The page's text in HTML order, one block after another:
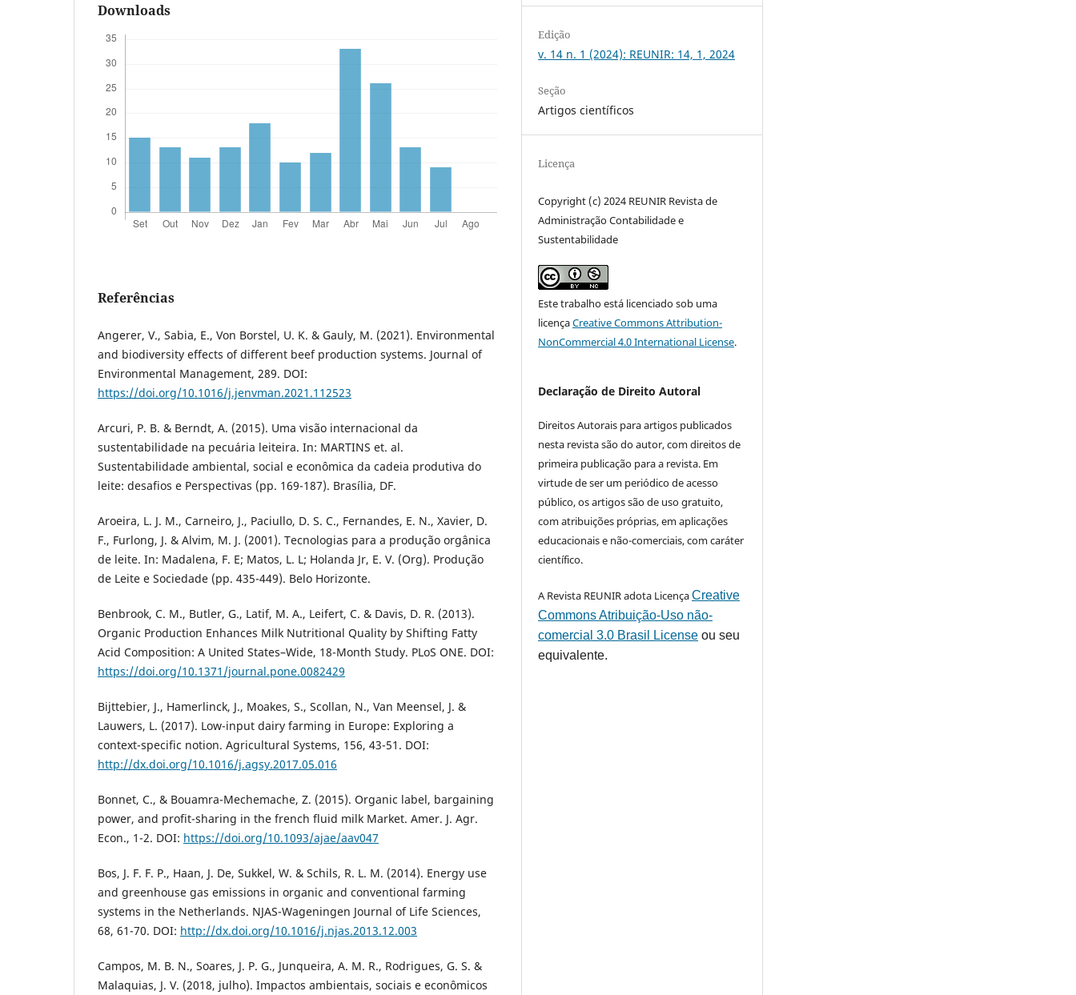
Downloads
Referências
Angerer, V., Sabia, E., Von Borstel, U. K. & Gauly, M. (2021). Environmental
and biodiversity effects of different beef production systems. Journal of
Environmental Management, 289. DOI:
https://doi.org/10.1016/j.jenvman.2021.112523
Arcuri, P. B. & Berndt, A. (2015). Uma visão internacional da
sustentabilidade na pecuária leiteira. In: MARTINS et. al.
Sustentabilidade ambiental, social e econômica da cadeia produtiva do
leite: desafios e Perspectivas (pp. 169-187). Brasília, DF.
Aroeira, L. J. M., Carneiro, J., Paciullo, D. S. C., Fernandes, E. N., Xavier, D.
F., Furlong, J. & Alvim, M. J. (2001). Tecnologias para a produção orgânica
de leite. In: Madalena, F. E; Matos, L. L; Holanda Jr, E. V. (Org). Produção
de Leite e Sociedade (pp. 435-449). Belo Horizonte.
Benbrook, C. M., Butler, G., Latif, M. A., Leifert, C. & Davis, D. R. (2013).
Organic Production Enhances Milk Nutritional Quality by Shifting Fatty
Acid Composition: A United States–Wide, 18-Month Study. PLoS ONE. DOI:
https://doi.org/10.1371/journal.pone.0082429
Bijttebier, J., Hamerlinck, J., Moakes, S., Scollan, N., Van Meensel, J. &
Lauwers, L. (2017). Low-input dairy farming in Europe: Exploring a
context-specific notion. Agricultural Systems, 156, 43-51. DOI:
http://dx.doi.org/10.1016/j.agsy.2017.05.016
Bonnet, C., & Bouamra-Mechemache, Z. (2015). Organic label, bargaining
power, and profit-sharing in the french fluid milk Market. Amer. J. Agr.
Econ., 1-2. DOI: https://doi.org/10.1093/ajae/aav047
Bos, J. F. F. P., Haan, J. De, Sukkel, W. & Schils, R. L. M. (2014). Energy use
and greenhouse gas emissions in organic and conventional farming
systems in the Netherlands. NJAS-Wageningen Journal of Life Sciences,
68, 61-70. DOI: http://dx.doi.org/10.1016/j.njas.2013.12.003
Campos, M. B. N., Soares, J. P. G., Junqueira, A. M. R., Rodrigues, G. S. &
Malaquias, J. V. (2018, julho). Impactos ambientais, sociais e econômicos
Edição
v. 14 n. 1 (2024): REUNIR: 14, 1, 2024
Seção
Artigos científicos
Licença
Copyright (c) 2024 REUNIR Revista de
Administração Contabilidade e
Sustentabilidade
Este trabalho está licenciado sob uma
licençaCreative Commons Attribution-
NonCommercial 4.0 International License.
Declaração de Direito Autoral
Direitos Autorais para artigos publicados
nesta revista são do autor, com direitos de
primeira publicação para a revista. Em
virtude de ser um periódico de acesso
público, os artigos são de uso gratuito,
com atribuições próprias, em aplicações
educacionais e não-comerciais, com caráter
científico.
A Revista REUNIR adota LicençaCreative
Commons Atribuição-Uso não-
comercial 3.0 Brasil License ou seu
equivalente.